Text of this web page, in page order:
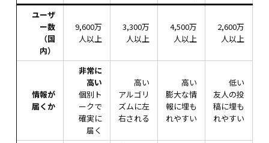
ユーザ
ー数
（国
内）
9,600万
人以上
3,300万
人以上
4,500万
人以上
2,600万
人以上
情報が
届くか
非常に
高い
個別ト
ークで
確実に
届く
高い
アルゴリ
ズムに左
右される
高い
膨大な情
報に埋も
れやすい
低い
友人の投
稿に埋も
れやすい